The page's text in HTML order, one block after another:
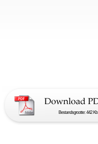
Bestandsgrootte: 442 Kb